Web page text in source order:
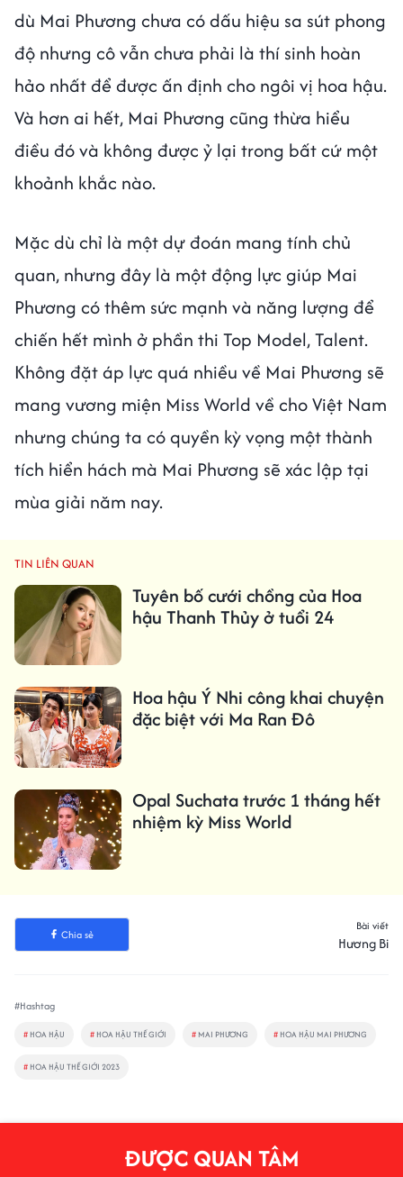
dù Mai Phương chưa có dấu hiệu sa sút phong
độ nhưng cô vẫn chưa phải là thí sinh hoàn
hảo nhất để được ấn định cho ngôi vị hoa hậu.
Và hơn ai hết, Mai Phương cũng thừa hiểu
điều đó và không được ỷ lại trong bất cứ một
khoảnh khắc nào.
Mặc dù chỉ là một dự đoán mang tính chủ
quan, nhưng đây là một động lực giúp Mai
Phương có thêm sức mạnh và năng lượng để
chiến hết mình ở phần thi Top Model, Talent.
Không đặt áp lực quá nhiều về Mai Phương sẽ
mang vương miện Miss World về cho Việt Nam
nhưng chúng ta có quyền kỳ vọng một thành
tích hiển hách mà Mai Phương sẽ xác lập tại
mùa giải năm nay.
TIN LIÊN QUAN
Tuyên bố cưới chồng của Hoa
hậu Thanh Thủy ở tuổi 24
Hoa hậu Ý Nhi công khai chuyện
đặc biệt với Ma Ran Đô
Opal Suchata trước 1 tháng hết
nhiệm kỳ Miss World
Chia sẻ
Bài viết
Hương Bi
#Hashtag
# HOA HẬU # HOA HẬU THẾ GIỚI # MAI PHƯƠNG # HOA HẬU MAI PHƯƠNG
# HOA HẬU THẾ GIỚI 2023
ĐƯỢC QUAN TÂM